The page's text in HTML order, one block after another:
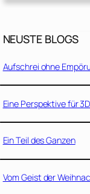
NEUSTE BLOGS
Aufschrei ohne
Eine Perspektive für 3D
Ein Teil des Ganzen
Vom Geist der